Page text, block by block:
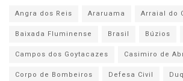
Angra dos Reis Araruama
Arraial do
Baixada Fluminense
Brasil Búzios
Campos dos Goytacazes
Casimiro de
Corpo de Bombeiros
Defesa Civil